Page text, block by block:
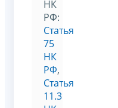
НК
РФ:
Статья
75
НК
РФ,
Статья
11.3